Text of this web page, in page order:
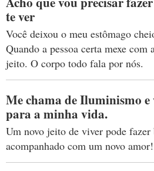
te ver
Você deixou o meu estômago
Quando a pessoa certa mexe com
jeito. O corpo todo fala por nós.
Me chama de Iluminismo
para a minha vida.
Um novo jeito de viver pode fazer
acompanhado com um novo amor!